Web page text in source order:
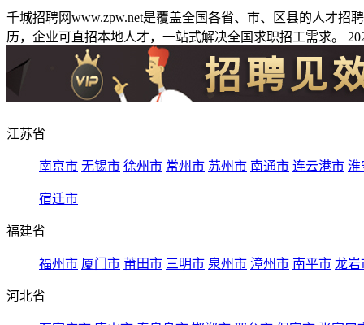
千城招聘网www.zpw.net是覆盖全国各省、市、区县的人才
历，企业可直招本地人才，一站式解决全国求职招工需求。
江苏省
南京市 无锡市 徐州市 常州市 苏州市 南通市 连云港市 淮
宿迁市
福建省
福州市 厦门市 莆田市 三明市 泉州市 漳州市 南平市 龙岩
河北省